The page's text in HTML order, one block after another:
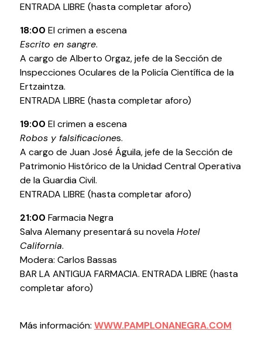
Actualidad
Noticias
Proyecto Estratégico
Preguntas frecuentes
Política de privacidad y Aviso Legal
ENTRADA LIBRE (hasta completar aforo)
18:00 El crimen a escena
Escrito en sangre.
A cargo de Alberto Orgaz, jefe de la Sección de
Inspecciones Oculares de la Policía Científica de la
Ertzaintza.
ENTRADA LIBRE (hasta completar aforo)
19:00 El crimen a escena
Robos y falsificaciones.
A cargo de Juan José Águila, jefe de la Sección de
Patrimonio Histórico de la Unidad Central Operativa
de la Guardia Civil.
ENTRADA LIBRE (hasta completar aforo)
21:00 Farmacia Negra
Salva Alemany presentará su novelaHotel
California.
Modera: Carlos Bassas
BAR LA ANTIGUA FARMACIA. ENTRADA LIBRE (hasta
completar aforo)
Más información: WWW.PAMPLONANEGRA.COM